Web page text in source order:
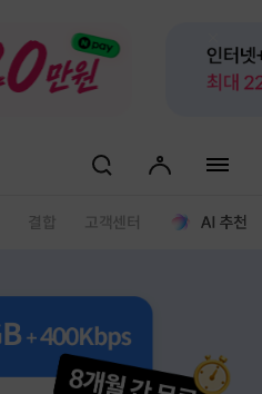
검색
마이페이지
결합 고객센터